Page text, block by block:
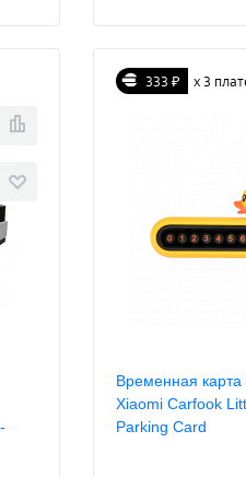
333 ₽ х 3
Временная карта
Xiaomi Carfook
Parking Card